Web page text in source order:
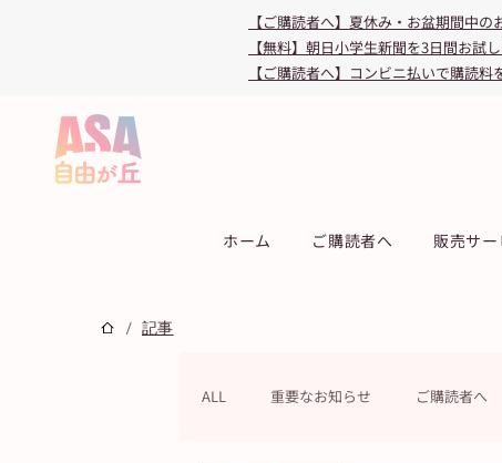
【ご購読者へ】夏休み・お盆期間中
【無料】朝日小学生新聞を3日間お試
【ご購読者へ】コンビニ払いで購読
ホーム ご購読者へ 販売サー
/ 記事
ALL 重要なお知らせ ご購読者へ